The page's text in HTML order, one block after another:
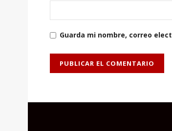
Guarda mi nombre, correo